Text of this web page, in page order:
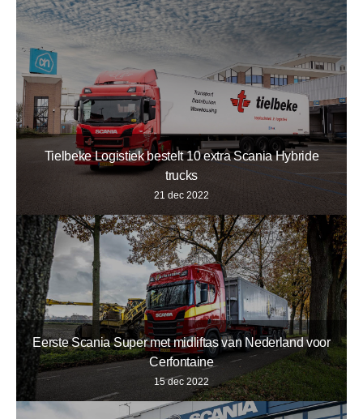
Tielbeke Logistiek bestelt 10 extra Scania Hybride
trucks
21 dec 2022
Eerste Scania Super met midliftas van Nederland voor
Cerfontaine
15 dec 2022